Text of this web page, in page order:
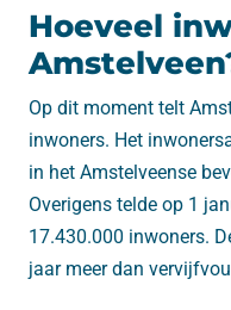
Hoeveel
Op dit moment telt
inwoners. Het
in het Amstelveense
Overigens telde op 1
17.430.000 inwoners.
jaar meer dan